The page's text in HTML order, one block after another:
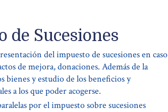
de Sucesiones
del impuesto de sucesiones en caso
de mejora, donaciones. Además de la
bienes y estudio de los beneficios y
a los que poder acogerse.
por el impuesto sobre sucesiones